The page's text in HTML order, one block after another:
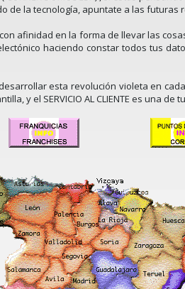
de la tecnología, apuntate a las futuras
afinidad en la forma de llevar las
haciendo constar todos tus
esta revolución violeta en
y el SERVICIO AL CLIENTE es una de